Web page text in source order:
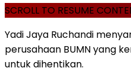
SCROLL TO RESUME
Yadi Jaya Ruchandi
perusahaan BUMN yang
untuk dihentikan.